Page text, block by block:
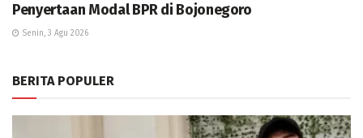
Penyertaan Modal BPR di Bojonegoro
Senin, 3 Agu 2026
BERITA POPULER